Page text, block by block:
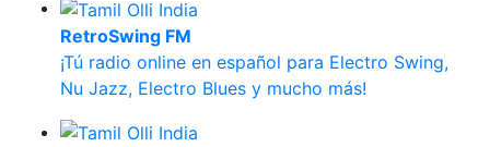
RetroSwing FM
¡Tú radio online en español para Electro Swing,
Nu Jazz, Electro Blues y mucho más!